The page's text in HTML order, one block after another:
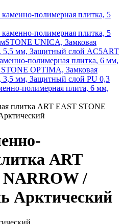
полимерная плитка, 5
полимерная плитка, 5
STONE UNICA, Замковая
5,5 мм, Защитный слой AC5ART
полимерная плитка, 6 мм,
OPTIMA, Замковая
3,5 мм, Защитный слой PU 0,3
полимерная плита, 6 мм,
плитка ART EAST STONE
ART
/
Арктический